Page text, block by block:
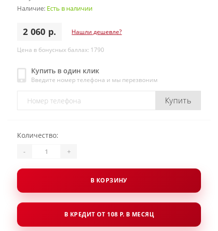
Наличие: Есть в наличии
2 060 р. Нашли дешевле?
Цена в бонусных баллах: 1790
Купить в один клик
Введите номер телефона и мы перезвоним
Купить
Количество:
- +
В КОРЗИНУ
В КРЕДИТ ОТ 108 Р. В МЕСЯЦ